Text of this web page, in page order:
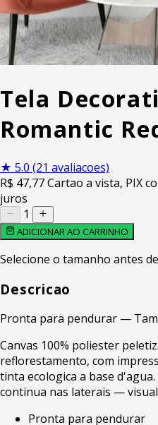
Tela
Romantic
★ 5.0 (21 avaliacoes)
R$ 47,77Cartao a vista, PIX
juros
1
ADICIONAR AO CARRINHO
Selecione o tamanho antes
Descricao
Pronta para pendurar —
Canvas 100% poliester
reflorestamento, com
tinta ecologica a base
continua nas laterais —
Pronta para pendurar